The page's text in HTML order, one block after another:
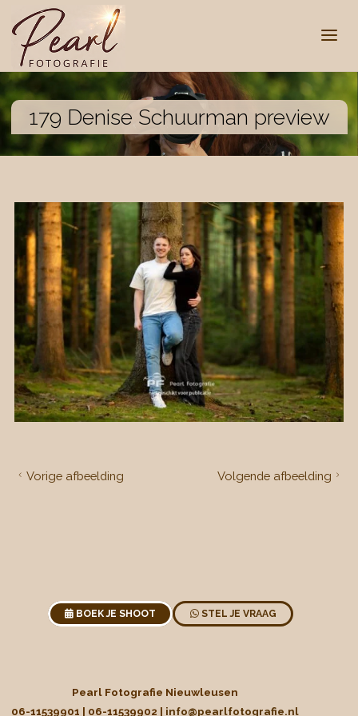
179 Denise Schuurman preview
Vorige afbeelding Volgende afbeelding
BOEK JE SHOOT STEL JE VRAAG
Pearl Fotografie Nieuwleusen
06-11539901 | 06-11539902 | info@pearlfotografie.nl